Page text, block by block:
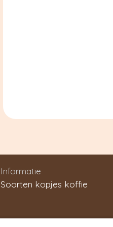
Informatie
Soorten kopjes koffie